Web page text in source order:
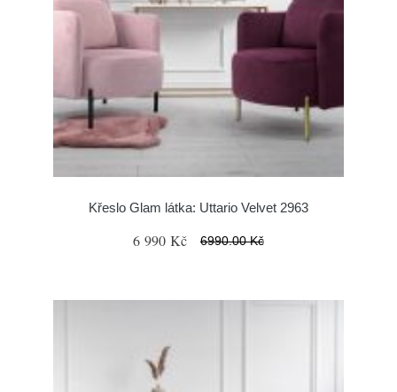
Křeslo Glam látka: Uttario Velvet 2963
6 990 Kč 6990.00 Kč